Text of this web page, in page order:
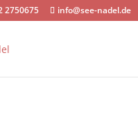
2750675 info@see-nadel.de